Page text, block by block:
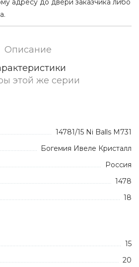
адресу до двери заказчика либо
Описание
этой же серии
14781/15 Ni Balls M731
Богемия Ивеле Кристалл
Россия
1478
18
15
20